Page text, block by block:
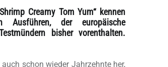
Creamy Tom Yum“ kennen
Ausführen, der europäische
bisher vorenthalten.
schon wieder Jahrzehnte her,